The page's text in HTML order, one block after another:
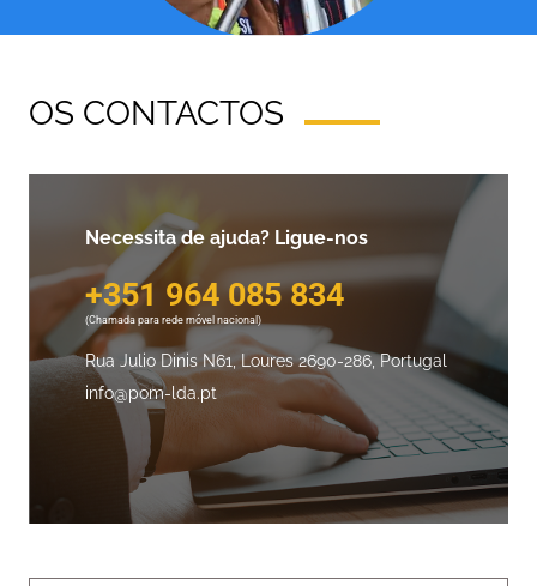
OS CONTACTOS
Necessita de ajuda? Ligue-nos
+351 964 085 834
(Chamada para rede móvel nacional)
Rua Julio Dinis N61, Loures2690-286, Portugal
info@pom-lda.pt